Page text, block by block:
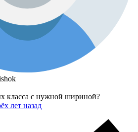
класса с нужной шириной?
лет назад